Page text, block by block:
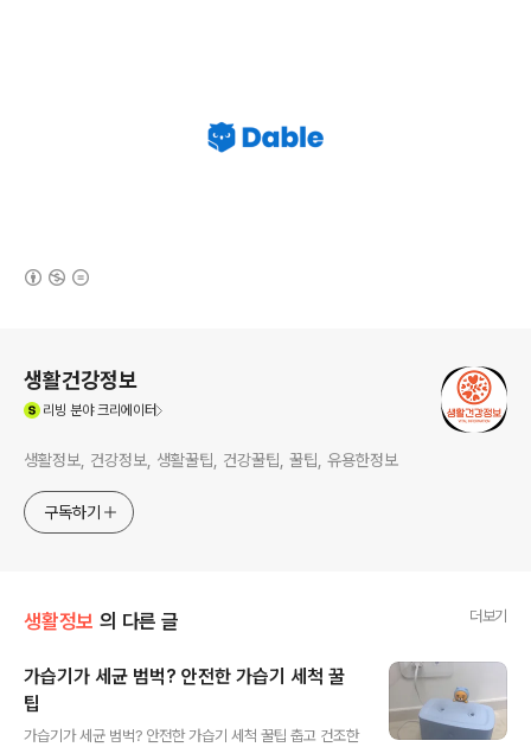
생활건강정보
리빙 분야 크리에이터
생활정보, 건강정보, 생활꿀팁, 건강꿀팁, 꿀팁, 유용한정보
구독하기
생활정보 의 다른 글 더보기
가습기가 세균 범벅? 안전한 가습기 세척 꿀
팁
가습기가 세균 범벅? 안전한 가습기 세척 꿀팁 춥고 건조한